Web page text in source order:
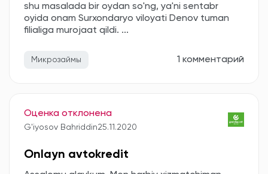
shu masalada bir oydan so'ng, ya'ni sentabr
oyida onam Surxondaryo viloyati Denov tuman
filialiga murojaat qildi. ...
Микрозаймы 1 комментарий
Оценка отклонена
G'iyosov Bahriddin25.11.2020
Onlayn avtokredit